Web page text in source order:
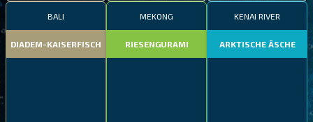
BALI
DIADEM-KAISERFISCH
MEKONG
RIESENGURAMI
KENAI RIVER
ARKTISCHE ÄSCHE